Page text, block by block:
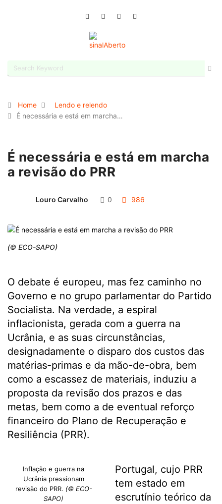
Home
Lendo e relendo
É necessária e está em marcha…
É necessária e está em marcha
a revisão do PRR
Louro Carvalho 0 986
(© ECO-SAPO)
O debate é europeu, mas fez caminho no
Governo e no grupo parlamentar do Partido
Socialista. Na verdade, a espiral
inflacionista, gerada com a guerra na
Ucrânia, e as suas circunstâncias,
designadamente o disparo dos custos das
matérias-primas e da mão-de-obra, bem
como a escassez de materiais, induziu a
proposta da revisão dos prazos e das
metas, bem como a de eventual reforço
financeiro do Plano de Recuperação e
Resiliência (PRR).
Inflação e guerra na
Ucrânia pressionam
revisão do PRR. (© ECO-
SAPO)
Portugal, cujo PRR
tem estado em
escrutínio teórico da